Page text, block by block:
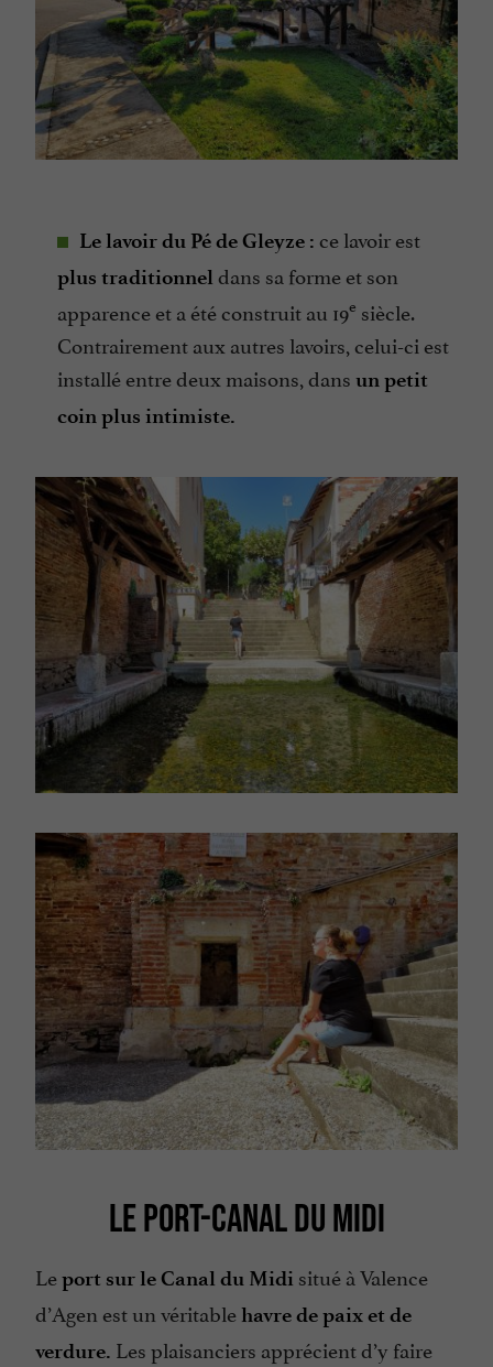
Le lavoir du Pé de Gleyze : ce lavoir est
plus traditionnel dans sa forme et son
apparence et a été construit au 19e siècle.
Contrairement aux autres lavoirs, celui-ci est
installé entre deux maisons, dans un petit
coin plus intimiste.
LE PORT-CANAL DU MIDI
Leport sur le Canal du Midi situé à Valence
d’Agen est un véritablehavre de paix et de
verdure. Les plaisanciers apprécient d’y faire